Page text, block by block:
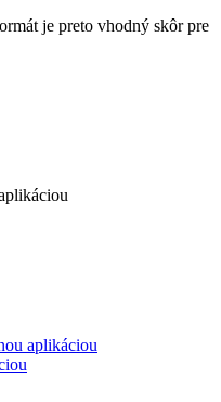
je preto vhodný skôr pre
aplikáciou